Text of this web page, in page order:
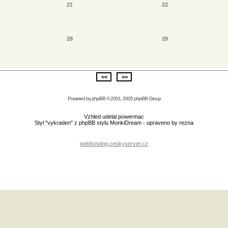
21 22
28 29
Powered byphpBB© 2001, 2005 phpBB Group
Vzhled udelal powermac
Styl "vykraden" z phpBB stylu MonkiDream - upraveno by rezna
webhosting ceskyserver.cz